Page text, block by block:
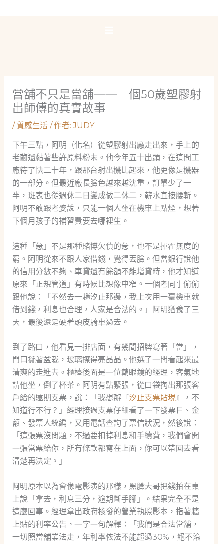
當舖不只是當舖——一個50歲塑膠射
出師傅的真實故事
/ 質感生活/ 作者:JUDY
下午三點，阿明（化名）從塑膠射出廠走出來，手上的
老繭還黏著些許原料粉末。他今年五十出頭，在這間工
廠待了快二十年，跟那台射出機比起來，他更像是機器
的一部分。但最近廠長臉色越來越沈重，訂單少了一
半，班表也從週休二日變成做二休二，薪水直接腰斬。
阿明不敢跟老婆說，只能一個人坐在機車上點煙，想著
下個月孩子的補習費要去哪裡生。
這種「急」不是那種賭博欠債的急，也不是揮霍無度的
窮。阿明從來不跟人家借錢，覺得丟臉。但當銀行說他
的信用分數不夠、車貸還有餘額不能增貸時，他才知道
原來「正規管道」有時候比想像中窄。一個老同事偷偷
跟他說：「不然去一趟汐止那邊，我上次用一臺機車就
借到錢，利息也合理，人家是合法的。」阿明猶豫了三
天，最後還是硬著頭皮騎車過去。
到了路口，他看見一排店面，有幾間招牌寫著「當」，
門口擺著盆栽，玻璃擦得亮晶晶。他選了一間看起來最
清爽的走進去。櫃檯後面是一位戴眼鏡的經理，客氣地
請他坐，倒了杯茶。阿明有點緊張，從口袋掏出那張客
戶給的遠期支票，說：「我想辦『汐止支票貼現』，不
知道行不行？」經理接過支票仔細看了一下發票日、金
額、發票人統編，又用電話查詢了票信狀況，然後說：
「這張票沒問題，不過要扣掉利息和手續費，我們會開
一張當票給你，所有條款都寫在上面，你可以帶回去看
清楚再決定。」
阿明原本以為會像電影演的那樣，黑臉大哥把錢拍在桌
上說「拿去，利息三分，逾期斷手腳」。結果完全不是
這麼回事。經理拿出政府核發的營業執照影本，指著牆
上貼的利率公告，一字一句解釋：「我們是合法當舖，
一切照當舖業法走，年利率依法不能超過30%，絕不滾